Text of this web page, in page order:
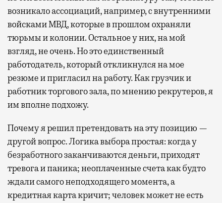
возникало ассоциаций, например, с внутренними
войсками МВД, которые в прошлом охраняли
тюрьмы и колонии. Остальное у них, на мой
взгляд, не очень. Но это единственный
работодатель, который откликнулся на мое
резюме и пригласил на работу. Как грузчик и
работник торгового зала, по мнению рекрутеров, я
им вполне подхожу.
Почему я решил претендовать на эту позицию —
другой вопрос. Логика выбора простая: когда у
безработного заканчиваются деньги, приходят
тревога и паника; неоплаченные счета как будто
ждали самого неподходящего момента, а
кредитная карта кричит; человек может не есть